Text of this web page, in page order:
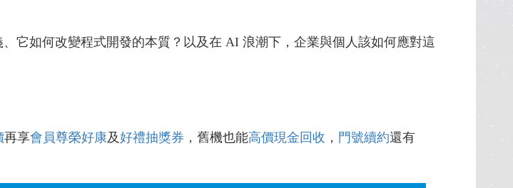
它如何改變程式開發的本質？以及在 AI 浪潮下，企業與個人該如何應對這
再享會員尊榮好康及好禮抽獎券 ，舊機也能高價現金回收 ， 門號續約還有